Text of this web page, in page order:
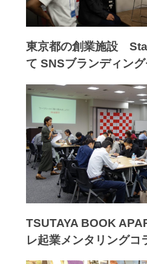
東京都の創業施設
て SNSブランディン
TSUTAYA BOOK
レ起業メンタリングコ